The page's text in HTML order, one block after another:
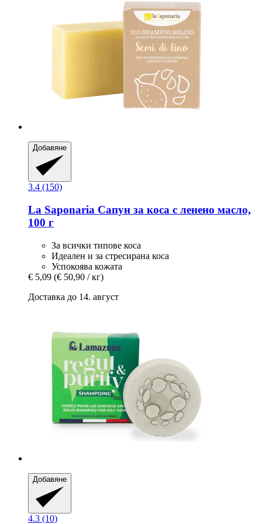
Добавяне
3.4 (150)
La Saponaria Сапун за коса с ленено масло,
100 г
За всички типове коса
Идеален и за стресирана коса
Успокоява кожата
€ 5,09 (€ 50,90 / кг)
Доставка до 14. август
Добавяне
4.3 (10)